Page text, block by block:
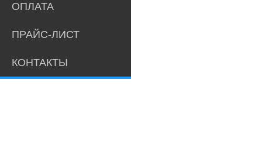
ОПЛАТА
ПРАЙС-ЛИСТ
КОНТАКТЫ